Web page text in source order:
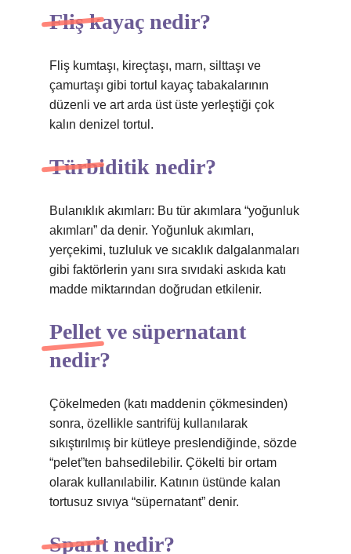
Fliş kayaç nedir?
Fliş kumtaşı, kireçtaşı, marn, silttaşı ve
çamurtaşı gibi tortul kayaç tabakalarının
düzenli ve art arda üst üste yerleştiği çok
kalın denizel tortul.
Türbiditik nedir?
Bulanıklık akımları: Bu tür akımlara “yoğunluk
akımları” da denir. Yoğunluk akımları,
yerçekimi, tuzluluk ve sıcaklık dalgalanmaları
gibi faktörlerin yanı sıra sıvıdaki askıda katı
madde miktarından doğrudan etkilenir.
Pellet ve süpernatant
nedir?
Çökelmeden (katı maddenin çökmesinden)
sonra, özellikle santrifüj kullanılarak
sıkıştırılmış bir kütleye preslendiğinde, sözde
“pelet”ten bahsedilebilir. Çökelti bir ortam
olarak kullanılabilir. Katının üstünde kalan
tortusuz sıvıya “süpernatant” denir.
Sparit nedir?